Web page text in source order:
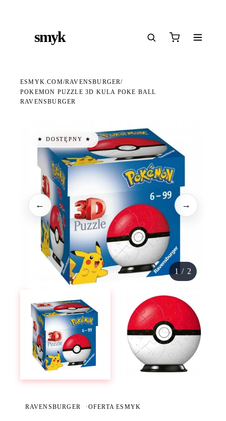
smyk
ESMYK.COM/RAVENSBURGER/
POKEMON PUZZLE 3D KULA POKE BALL
RAVENSBURGER
★ DOSTĘPNY ★
← →
1 / 2
RAVENSBURGER ·OFERTA ESMYK